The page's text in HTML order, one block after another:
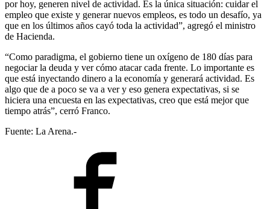
por hoy, generen nivel de actividad. Es la única situación: cuidar el
empleo que existe y generar nuevos empleos, es todo un desafío, ya
que en los últimos años cayó toda la actividad”, agregó el ministro
de Hacienda.
“Como paradigma, el gobierno tiene un oxígeno de 180 días para
negociar la deuda y ver cómo atacar cada frente. Lo importante es
que está inyectando dinero a la economía y generará actividad. Es
algo que de a poco se va a ver y eso genera expectativas, si se
hiciera una encuesta en las expectativas, creo que está mejor que
tiempo atrás”, cerró Franco.
Fuente: La Arena.-